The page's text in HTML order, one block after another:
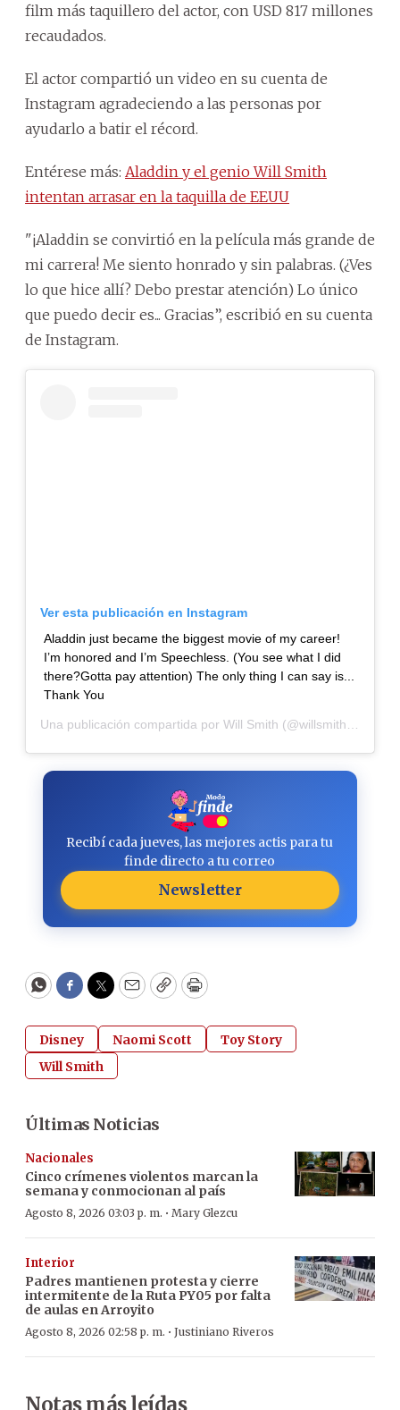
film más taquillero del actor, con USD 817 millones
recaudados.
El actor compartió un video en su cuenta de
Instagram agradeciendo a las personas por
ayudarlo a batir el récord.
Entérese más: Aladdin y el genio Will Smith
intentan arrasar en la taquilla de EEUU
"¡Aladdin se convirtió en la película más grande de
mi carrera! Me siento honrado y sin palabras. (¿Ves
lo que hice allí? Debo prestar atención) Lo único
que puedo decir es... Gracias”, escribió en su cuenta
de Instagram.
Ver esta publicación en Instagram
Aladdin just became the biggest movie of my career!
I’m honored and I’m Speechless. (You see what I did
there?Gotta pay attention) The only thing I can say is...
Thank You
Una publicación compartida por Will Smith (@willsmith) el
Recibí cada jueves, las mejores actis para tu
finde directo a tu correo
Newsletter
WhatsApp
Facebook
Twitter
EmailCopyPrint
Disney Naomi Scott
Toy Story
Will Smith
Últimas Noticias
Nacionales
Cinco crímenes violentos marcan la
semana y conmocionan al país
Agosto 8, 2026 03:03 p. m. · Mary Glezcu
Interior
Padres mantienen protesta y cierre
intermitente de la Ruta PY05 por falta
de aulas en Arroyito
Agosto 8, 2026 02:58 p. m. · Justiniano Riveros
Notas más leídas